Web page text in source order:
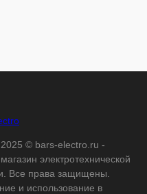
© bars-electro.ru -
электротехнической
Все права защищены.
и использование в